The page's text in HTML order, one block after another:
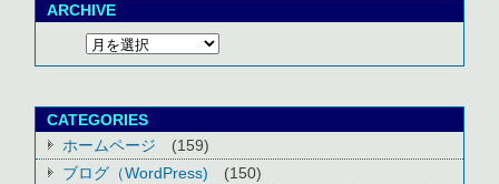
ARCHIVE
CATEGORIES
ホームページ
(159)
ブログ（WordPress)
(150)